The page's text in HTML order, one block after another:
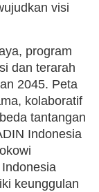
visi
program
dan terarah
2045. Peta
kolaboratif
tantangan
Indonesia
keunggulan